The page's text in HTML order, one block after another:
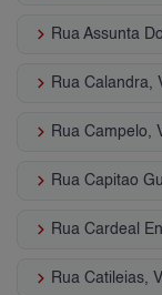
keyboard_arrow_right Rua Assunta
keyboard_arrow_right Rua Calandra,
keyboard_arrow_right Rua Campelo,
keyboard_arrow_right
keyboard_arrow_right Rua Cardeal
keyboard_arrow_right Rua Catileias,